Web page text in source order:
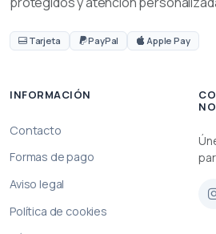
Tarjeta PayPal Apple Pay
INFORMACIÓN
Contacto
Formas de pago
Aviso legal
Política de cookies